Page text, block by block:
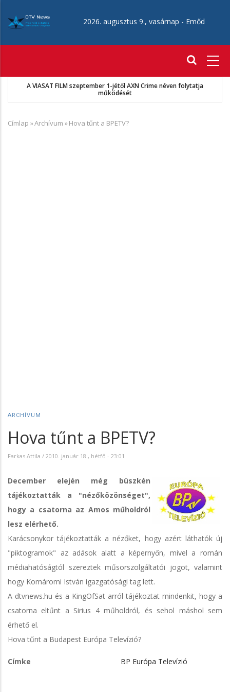
tartalomra
2026. augusztus 9., vasárnap - Emőd
A VIASAT FILM szeptember 1-jétől AXN Crime néven folytatja
működését
Morzsa
Címlap »Archívum »Hova tűnt a BPETV?
ARCHÍVUM
Hova tűnt a BPETV?
Farkas Attila / 2010. január 18., hétfő - 23:01
December elején még büszkén
tájékoztatták a "nézőközönséget",
hogy a csatorna az Amos műholdról
lesz elérhető.
Karácsonykor tájékoztatták a nézőket, hogy azért láthatók új
"piktogramok" az adások alatt a képernyőn, mivel a román
médiahatóságtól szereztek műsorszolgáltatói jogot, valamint
hogy Komáromi István igazgatósági tag lett.
A dtvnews.hu és a KingOfSat arról tájékoztat mindenkit, hogy a
csatorna eltűnt a Sirius 4 műholdról, és sehol máshol sem
érhető el.
Hova tűnt a Budapest Európa Televízió?
Címke BP Európa Televízió